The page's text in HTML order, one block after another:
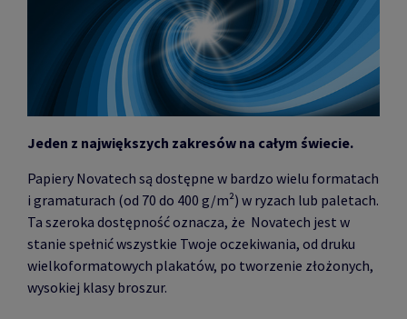
Jeden z największych zakresów na całym świecie.
Papiery Novatech są dostępne w bardzo wielu formatach
i gramaturach (od 70 do 400 g/m²) w ryzach lub paletach.
Ta szeroka dostępność oznacza, że Novatech jest w
stanie spełnić wszystkie Twoje oczekiwania, od druku
wielkoformatowych plakatów, po tworzenie złożonych,
wysokiej klasy broszur.